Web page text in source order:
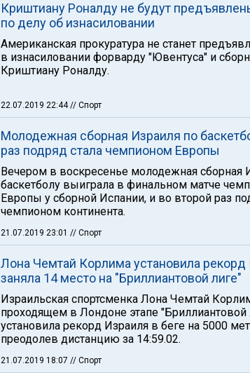
Криштиану Роналду не будут
по делу об изнасиловании
Американская прокуратура не станет
в изнасиловании форварду "Ювентуса" и
Криштиану Роналду.
22.07.2019 22:44// Спорт
Молодежная сборная Израиля по
раз подряд стала чемпионом Европы
Вечером в воскресенье молодежная сборная
баскетболу выиграла в финальном матче
Европы у сборной Испании, и во второй раз
чемпионом континента.
21.07.2019 23:01 // Спорт
Лона Чемтай Корлима установила рекорд
заняла 14 место на "Бриллиантовой лиге"
Израильская спортсменка Лона Чемтай
проходящем в Лондоне этапе "Бриллиантовой
установила рекорд Израиля в беге на 5000
преодолев дистанцию за 14:59.02.
21.07.2019 18:07 // Спорт